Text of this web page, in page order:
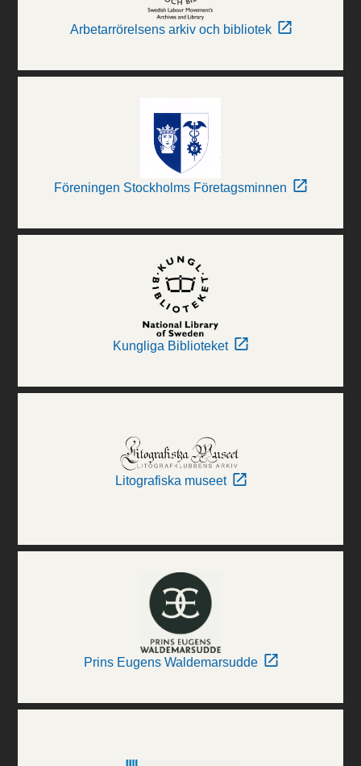
Arbetarrörelsens arkiv och bibliotek
Föreningen Stockholms Företagsminnen
Kungliga Biblioteket
Litografiska museet
Prins Eugens Waldemarsudde